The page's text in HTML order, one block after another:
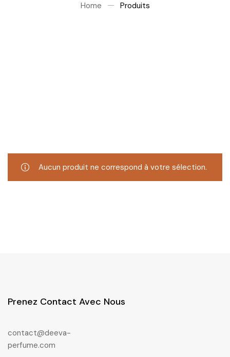
Home Produits
Aucun produit ne correspond à votre sélection.
Prenez Contact Avec Nous
contact@deeva-
perfume.com